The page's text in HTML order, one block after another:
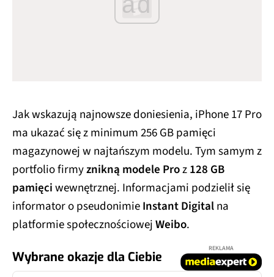
Jak wskazują najnowsze doniesienia, iPhone 17 Pro
ma ukazać się z minimum 256 GB pamięci
magazynowej w najtańszym modelu. Tym samym z
portfolio firmyznikną modele Proz128 GB
pamięciwewnętrznej. Informacjami podzielił się
informator o pseudonimieInstant Digitalna
platformie społecznościowejWeibo.
Wybrane okazje dla Ciebie
REKLAMA